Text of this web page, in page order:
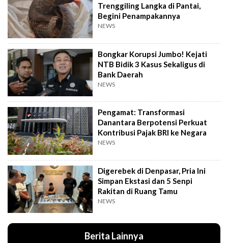
Trenggiling Langka di Pantai,
Begini Penampakannya
NEWS
Bongkar Korupsi Jumbo! Kejati
NTB Bidik 3 Kasus Sekaligus di
Bank Daerah
NEWS
Pengamat: Transformasi
Danantara Berpotensi Perkuat
Kontribusi Pajak BRI ke Negara
NEWS
Digerebek di Denpasar, Pria Ini
Simpan Ekstasi dan 5 Senpi
Rakitan di Ruang Tamu
NEWS
Berita Lainnya